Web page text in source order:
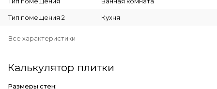
Тип помещения 2 Кухня
Все характеристики
Калькулятор плитки
Размеры стен: